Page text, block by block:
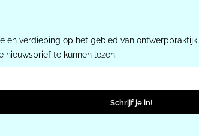
en verdieping op het gebied van ontwerppraktijk.
nieuwsbrief te kunnen lezen.
Schrijf je in!